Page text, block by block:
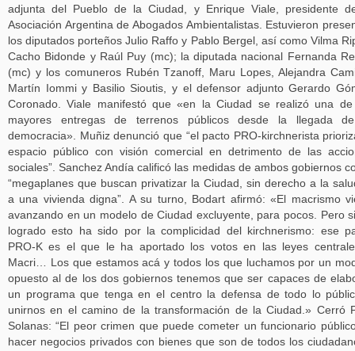
adjunta del Pueblo de la Ciudad, y Enrique Viale, presidente
Asociación Argentina de Abogados Ambientalistas. Estuvieron
los diputados porteños Julio Raffo y Pablo Bergel, así como Vilma
Cacho Bidonde y Raúl Puy (mc); la diputada nacional Fernanda
(mc) y los comuneros Rubén Tzanoff, Maru Lopes, Alejandra
Martín Iommi y Basilio Sioutis, y el defensor adjunto Gerardo
Coronado. Viale manifestó que «en la Ciudad se realizó una
mayores entregas de terrenos públicos desde la llegada
democracia». Muñiz denunció que “el pacto PRO-kirchnerista
espacio público con visión comercial en detrimento de las
sociales”. Sanchez Andía calificó las medidas de ambos gobiernos
“megaplanes que buscan privatizar la Ciudad, sin derecho a la
a una vivienda digna”. A su turno, Bodart afirmó: «El macrismo
avanzando en un modelo de Ciudad excluyente, para pocos. Pero
logrado esto ha sido por la complicidad del kirchnerismo: ese
PRO-K es el que le ha aportado los votos en las leyes
Macri… Los que estamos acá y todos los que luchamos por un
opuesto al de los dos gobiernos tenemos que ser capaces de
un programa que tenga en el centro la defensa de todo lo
unirnos en el camino de la transformación de la Ciudad.» Cerró
Solanas: “El peor crimen que puede cometer un funcionario
hacer negocios privados con bienes que son de todos los